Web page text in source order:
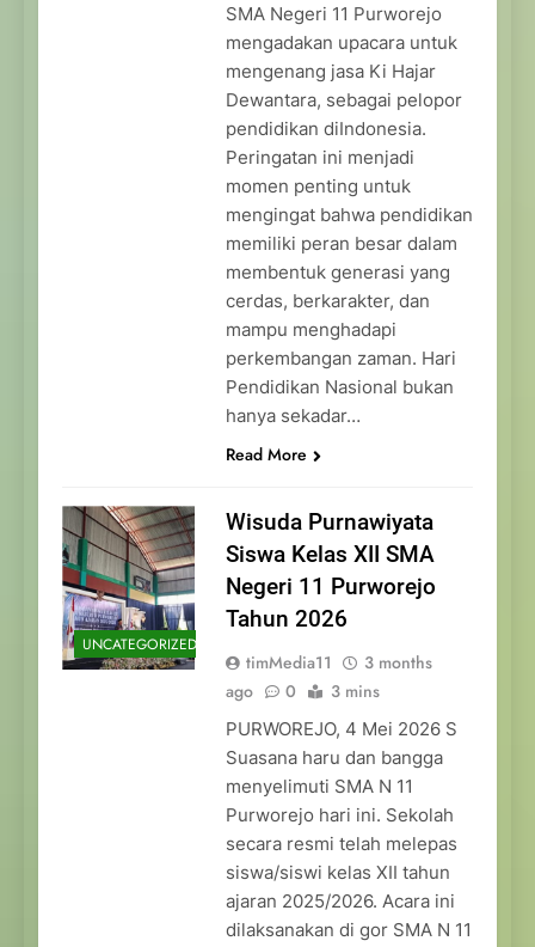
SMA Negeri 11 Purworejo
mengadakan upacara untuk
mengenang jasa Ki Hajar
Dewantara, sebagai pelopor
pendidikan diIndonesia.
Peringatan ini menjadi
momen penting untuk
mengingat bahwa pendidikan
memiliki peran besar dalam
membentuk generasi yang
cerdas, berkarakter, dan
mampu menghadapi
perkembangan zaman. Hari
Pendidikan Nasional bukan
hanya sekadar…
Read More
UNCATEGORIZED
Wisuda Purnawiyata
Siswa Kelas XII SMA
Negeri 11 Purworejo
Tahun 2026
timMedia11
3 months
ago
0 3 mins
PURWOREJO, 4 Mei 2026 S
Suasana haru dan bangga
menyelimuti SMA N 11
Purworejo hari ini. Sekolah
secara resmi telah melepas
siswa/siswi kelas XII tahun
ajaran 2025/2026. Acara ini
dilaksanakan di gor SMA N 11